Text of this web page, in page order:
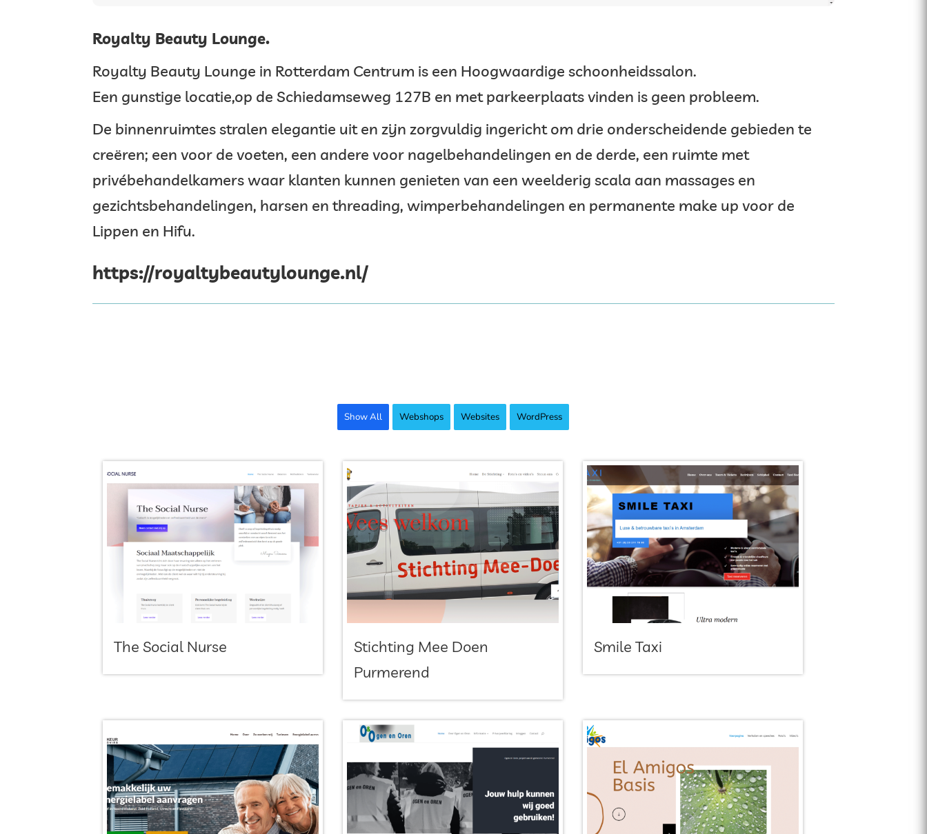
Royalty Beauty Lounge.
Royalty Beauty Lounge in Rotterdam Centrum is een Hoogwaardige schoonheidssalon.
Een gunstige locatie,op de Schiedamseweg 127B en met parkeerplaats vinden is geen probleem.
De binnenruimtes stralen elegantie uit en zijn zorgvuldig ingericht om drie onderscheidende gebieden te
creëren; een voor de voeten, een andere voor nagelbehandelingen en de derde, een ruimte met
privébehandelkamers waar klanten kunnen genieten van een weelderig scala aan massages en
gezichtsbehandelingen, harsen en threading, wimperbehandelingen en permanente make up voor de
Lippen en Hifu.
https://royaltybeautylounge.nl/
Show All Webshops Websites WordPress
The Social Nurse
Stichting Mee Doen
Purmerend
Smile Taxi